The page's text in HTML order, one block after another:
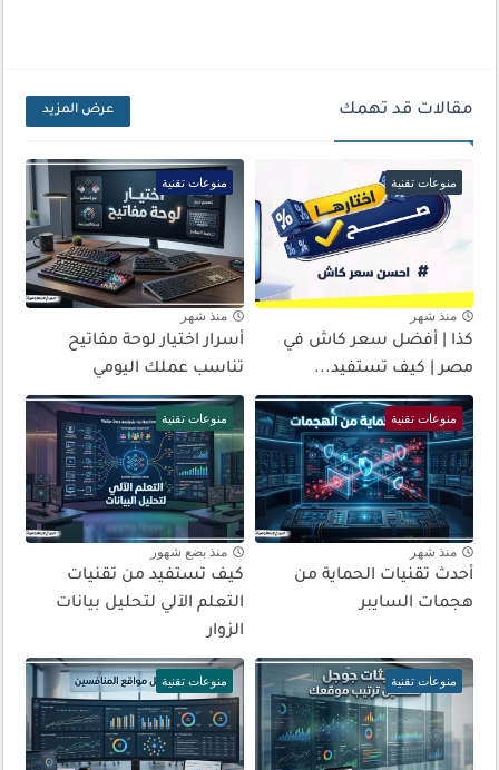
مقالات قد تهمك عرض المزيد
منوعات تقنية
منذ شهر
كذا | أفضل سعر كاش في
مصر | كيف تستفيد...
منوعات تقنية
منذ شهر
أسرار اختيار لوحة مفاتيح
تناسب عملك اليومي
منوعات تقنية
منذ شهر
أحدث تقنيات الحماية من
هجمات السايبر
منوعات تقنية
منذ بضع شهور
كيف تستفيد من تقنيات
التعلم الآلي لتحليل بيانات
الزوار
منوعات تقنية منوعات تقنية